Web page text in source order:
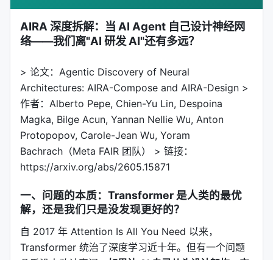
AIRA 深度拆解：当 AI Agent 自己设计神经网
络——我们离"AI 研发 AI"还有多远？
> 论文：Agentic Discovery of Neural
Architectures: AIRA-Compose and AIRA-Design >
作者：Alberto Pepe, Chien-Yu Lin, Despoina
Magka, Bilge Acun, Yannan Nellie Wu, Anton
Protopopov, Carole-Jean Wu, Yoram
Bachrach（Meta FAIR 团队） > 链接：
https://arxiv.org/abs/2605.15871
一、问题的本质：Transformer 是人类的最优
解，还是我们只是没发现更好的？
自 2017 年 Attention Is All You Need 以来，
Transformer 统治了深度学习近十年。但有一个问题